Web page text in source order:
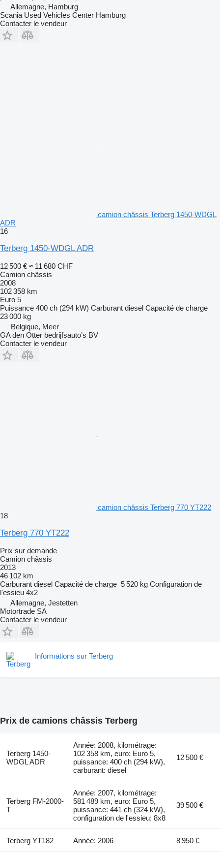
Allemagne, Hamburg
Scania Used Vehicles Center Hamburg
Contacter le vendeur
camion châssis Terberg 1450-WDGL
ADR
16
Terberg 1450-WDGL ADR
12 500 € ≈ 11 680 CHF
Camion châssis
2008
102 358 km
Euro 5
Puissance 400 ch (294 kW) Carburant diesel Capacité de charge
23 000 kg
Belgique, Meer
GA den Otter bedrijfsauto’s BV
Contacter le vendeur
camion châssis Terberg 770 YT222
18
Terberg 770 YT222
Prix sur demande
Camion châssis
2013
46 102 km
Carburant diesel Capacité de charge 5 520 kg Configuration de
l'essieu 4x2
Allemagne, Jestetten
Motortrade SA
Contacter le vendeur
Informations sur Terberg
Prix de camions châssis Terberg
Terberg 1450-
WDGL ADR
Année: 2008, kilométrage:
102 358 km, euro: Euro 5,
puissance: 400 ch (294 kW),
carburant: diesel
12 500 €
Terberg FM-2000-
T
Année: 2007, kilométrage:
581 489 km, euro: Euro 5,
puissance: 441 ch (324 kW),
configuration de l'essieu: 8x8
39 500 €
Terberg YT182 Année: 2006 8 950 €